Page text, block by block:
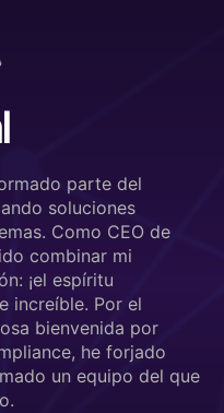
parte del
soluciones
Como CEO de
combinar mi
¡el espíritu
increíble. Por el
bienvenida por
he forjado
un equipo del que